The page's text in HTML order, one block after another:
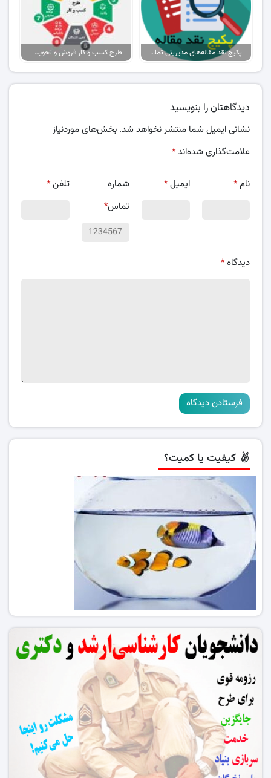
پکیج نقد مقاله‌های مدیریتی تمام گرایش‌ها طرح کسب و کار فروش و تحویل پیتزا در ایران
دیدگاهتان را بنویسید
نشانی ایمیل شما منتشر نخواهد شد. بخش‌های موردنیاز
علامت‌گذاری شده‌اند*
نام* ایمیل*
شماره
تماس*
تلفن*
دیدگاه*
کیفیت یا کمیت؟